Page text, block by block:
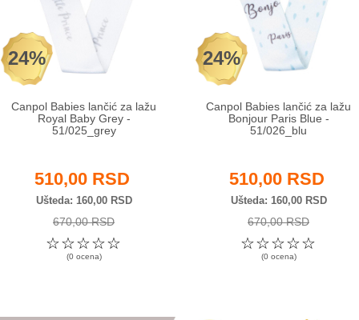
24%
Canpol Babies lančić za lažu
Royal Baby Grey -
51/025_grey
510,00 RSD
Ušteda 160,00 RSD
670,00 RSD
☆
☆
☆
☆
☆
(0 ocena)
24%
Canpol Babies lančić za lažu
Bonjour Paris Blue -
51/026_blu
510,00 RSD
Ušteda 160,00 RSD
670,00 RSD
☆
☆
☆
☆
☆
(0 ocena)